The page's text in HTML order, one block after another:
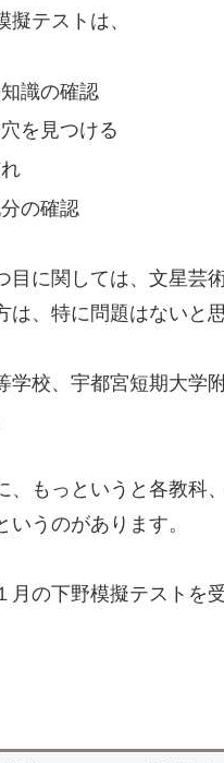
擬テストは、
識の確認
を見つける
の確認
目に関しては、文星芸
は、特に問題はないと
学校、宇都宮短期大学
、もっというと各教科
いうのがあります。
月の下野模擬テストを